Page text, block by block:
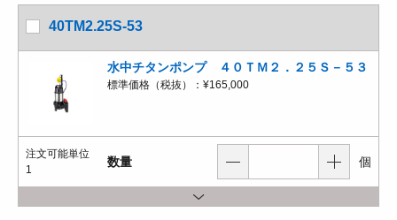
40TM2.25S-53
水中チタンポンプ ４０ＴＭ２．２５Ｓ－５３
標準価格（税抜）： ¥165,000
注文可能単位
1
数量 個